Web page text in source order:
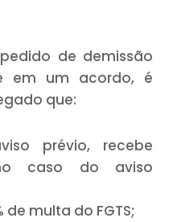
de demissão
em um acordo, é
que:
prévio, recebe
caso do aviso
multa do FGTS;